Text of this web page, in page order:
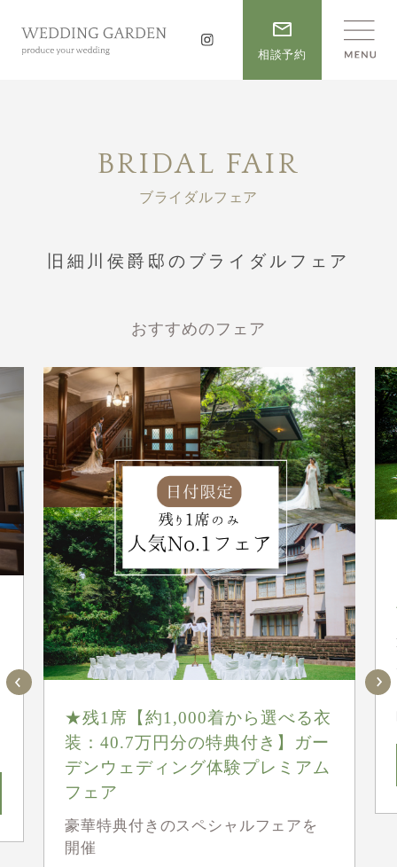
相談予約
BRIDAL FAIR
ブライダルフェア
旧細川侯爵邸のブライダルフェア
おすすめのフェア
★残1席【約1,000着から選べる衣
装：40.7万円分の特典付き】ガー
デンウェディング体験プレミアム
フェア
豪華特典付きのスペシャルフェアを
開催